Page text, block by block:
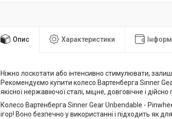
Опис Характеристики
Ніжно лоскотати або інтенсивно стимулювати,
Рекомендуємо купити колесо Вартенберга Sinner
якісної нержавіючої сталі, міцне, довговічне і дійсно
Колесо Вартенберга Sinner Gear Unbendable -
ігор! Воно безпечно у використанні і підходить як